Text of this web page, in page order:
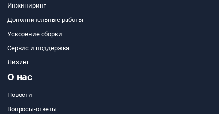
Инжиниринг
Дополнительные работы
Ускорение сборки
Сервис и поддержка
Лизинг
О нас
Новости
Вопросы-ответы